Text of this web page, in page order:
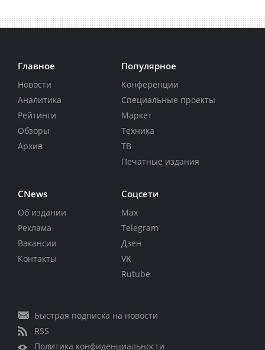
Главное
Новости
Аналитика
Рейтинги
Обзоры
Архив
Популярное
Конференции
Специальные проекты
Маркет
Техника
ТВ
Печатные издания
CNews
Об издании
Реклама
Вакансии
Контакты
Соцсети
Max
Telegram
Дзен
VK
Rutube
Быстрая подписка на новости
RSS
Политика конфиденциальности